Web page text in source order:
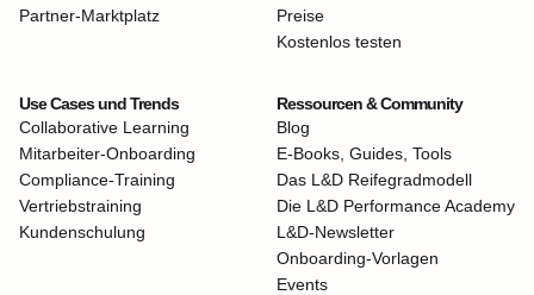
Partner-Marktplatz
Preise
Kostenlos testen
Use Cases und Trends
Collaborative Learning
Mitarbeiter-Onboarding
Compliance-Training
Vertriebstraining
Kundenschulung
Ressourcen & Community
Blog
E-Books, Guides, Tools
Das L&D Reifegradmodell
Die L&D Performance Academy
L&D-Newsletter
Onboarding-Vorlagen
Events